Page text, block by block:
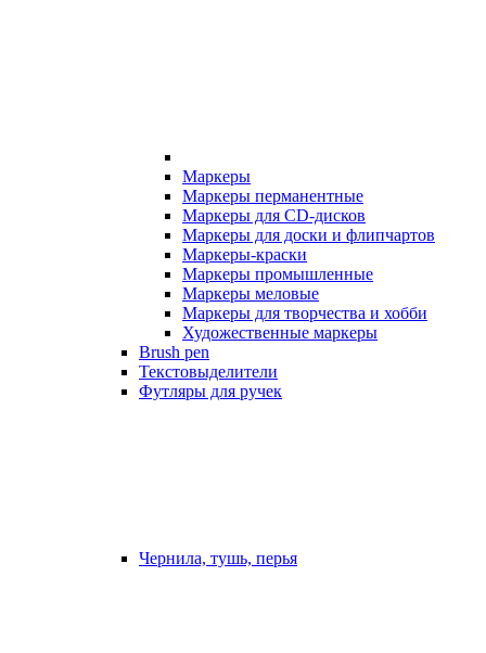
Маркеры
Маркеры перманентные
Маркеры для CD-дисков
Маркеры для доски и флипчартов
Маркеры-краски
Маркеры промышленные
Маркеры меловые
Маркеры для творчества и хобби
Художественные маркеры
Brush pen
Текстовыделители
Футляры для ручек
Чернила, тушь, перья